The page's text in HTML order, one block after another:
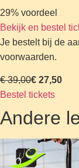
29% voordeel
Bekijk en bestel
Je bestelt bij de
voorwaarden.
€ 39,00€ 27,50
Bestel tickets
Andere